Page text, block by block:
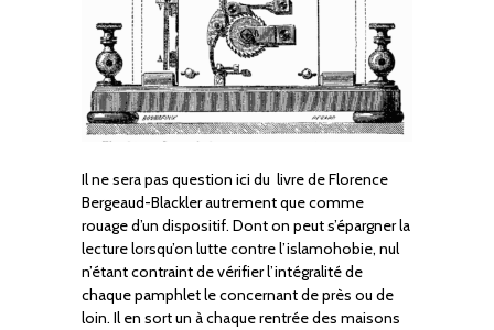
Il ne sera pas question ici du livre de Florence
Bergeaud-Blackler autrement que comme
rouage d’un dispositif. Dont on peut s’épargner la
lecture lorsqu’on lutte contre l’islamohobie, nul
n’étant contraint de vérifier l’intégralité de
chaque pamphlet le concernant de près ou de
loin. Il en sort un à chaque rentrée des maisons